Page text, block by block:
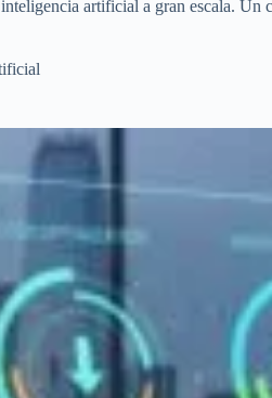
artificial a gran escala. Un